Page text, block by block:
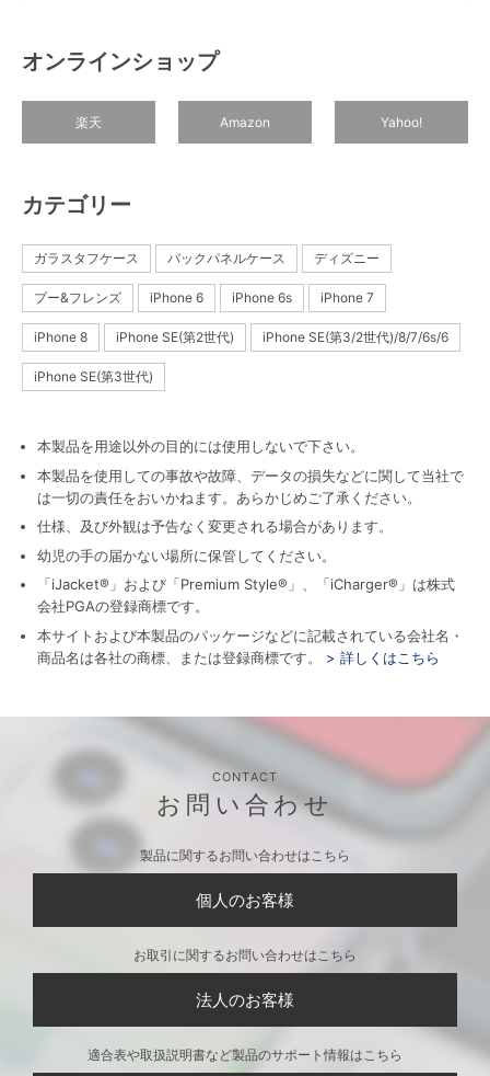
オンラインショップ
楽天 Amazon Yahoo!
カテゴリー
ガラスタフケース バックパネルケース ディズニー
プー&フレンズ iPhone 6 iPhone 6s iPhone 7
iPhone 8 iPhone SE(第2世代) iPhone SE(第3/2世代)/8/7/6s/6
iPhone SE(第3世代)
本製品を用途以外の目的には使用しないで下さい。
本製品を使用しての事故や故障、データの損失などに関して当社で
は一切の責任をおいかねます。あらかじめご了承ください。
仕様、及び外観は予告なく変更される場合があります。
幼児の手の届かない場所に保管してください。
「iJacket®」および「Premium Style®」、「iCharger®」は株式
会社PGAの登録商標です。
本サイトおよび本製品のパッケージなどに記載されている会社名・
商品名は各社の商標、または登録商標です。
> 詳しくはこちら
CONTACT
お問い合わせ
製品に関するお問い合わせはこちら
個人のお客様
お取引に関するお問い合わせはこちら
法人のお客様
適合表や取扱説明書など製品のサポート情報はこちら